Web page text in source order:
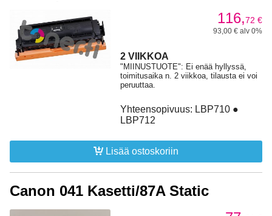
116,72 €
93,00 € alv 0%
2 VIIKKOA
"MIINUSTUOTE": Ei enää hyllyssä,
toimitusaika n. 2 viikkoa, tilausta ei voi
peruuttaa.
Yhteensopivuus: LBP710 ●
LBP712
Lisää ostoskoriin
Canon 041 Kasetti/87A Static